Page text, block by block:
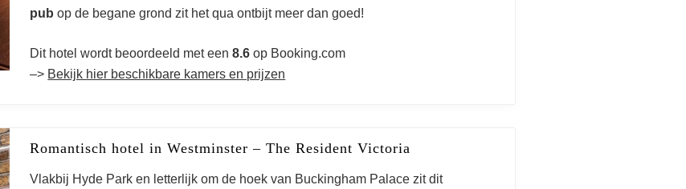
pub op de begane grond zit het qua ontbijt meer dan goed!
Dit hotel wordt beoordeeld met een8.6 op Booking.com
–> Bekijk hier beschikbare kamers en prijzen
Romantisch hotel in Westminster – The Resident Victoria
Vlakbij Hyde Park en letterlijk om de hoek van Buckingham Palace zit dit